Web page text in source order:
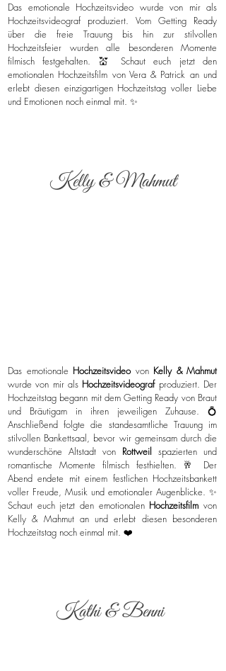
Das emotionale Hochzeitsvideo wurde von mir als
Hochzeitsvideograf produziert. Vom Getting Ready
über die freie Trauung bis hin zur stilvollen
Hochzeitsfeier wurden alle besonderen Momente
filmisch festgehalten. 💒 Schaut euch jetzt den
emotionalen Hochzeitsfilm von Vera & Patrick an und
erlebt diesen einzigartigen Hochzeitstag voller Liebe
und Emotionen noch einmal mit. ✨
Kelly & Mahmut
Das emotionale Hochzeitsvideovon Kelly & Mahmut
wurde von mir als Hochzeitsvideograf produziert. Der
Hochzeitstag begann mit dem Getting Ready von Braut
und Bräutigam in ihren jeweiligen Zuhause. 💍
Anschließend folgte die standesamtliche Trauung im
stilvollen Bankettsaal, bevor wir gemeinsam durch die
wunderschöne Altstadt von Rottweil spazierten und
romantische Momente filmisch festhielten. 🥂 Der
Abend endete mit einem festlichen Hochzeitsbankett
voller Freude, Musik und emotionaler Augenblicke. ✨
Schaut euch jetzt den emotionalen Hochzeitsfilmvon
Kelly & Mahmut an und erlebt diesen besonderen
Hochzeitstag noch einmal mit. ❤️
Kathi & Benni